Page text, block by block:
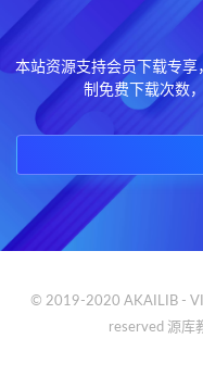
本站资源支持会员下载专
制免费下载次数
© 2019-2020 AKAILIB -
reserved 源库